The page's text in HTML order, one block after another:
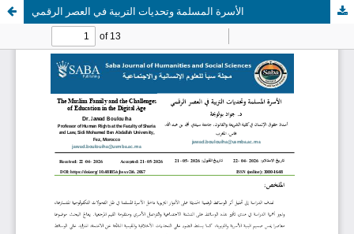
الأسرة المسلمة وتحديات التربية في العصر الرقمي